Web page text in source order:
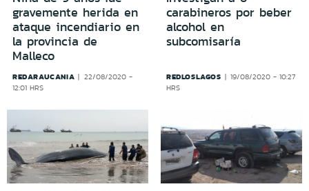
gravemente herida en
ataque incendiario en
la provincia de
Malleco
REDARAUCANIA
22/08/2020 -
12:01 HRS
carabineros por beber
alcohol en
subcomisaría
REDLOSLAGOS
19/08/2020 - 10:27
HRS